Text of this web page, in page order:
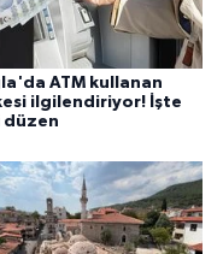
ATM kullanan
ilgilendiriyor! İşte
düzen